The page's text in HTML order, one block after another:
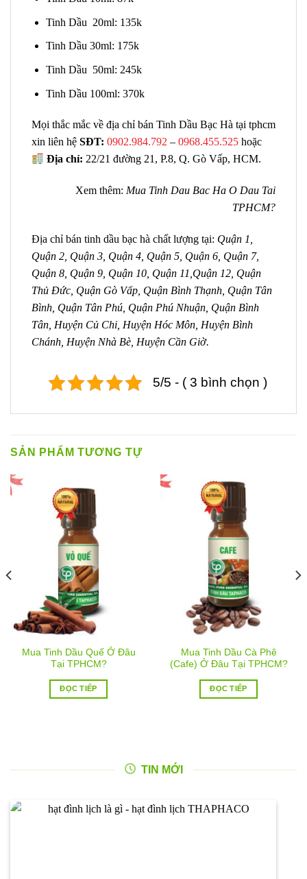
Tinh Dầu 20ml: 135k
Tinh Dầu 30ml: 175k
Tinh Dầu 50ml: 245k
Tinh Dầu 100ml: 370k
Mọi thắc mắc về địa chỉ bán Tinh Dầu Bạc Hà tại tphcm
xin liên hệ SĐT: 0902.984.792 – 0968.455.525 hoặc
Địa chỉ: 22/21 đường 21, P.8, Q. Gò Vấp, HCM.
Xem thêm: Mua Tinh Dau Bac Ha O Dau Tai
TPHCM?
Địa chỉ bán tinh dầu bạc hà chất lượng tại: Quận 1,
Quận 2, Quận 3, Quận 4, Quận 5, Quận 6, Quận 7,
Quận 8, Quận 9, Quận 10, Quận 11,Quận 12, Quận
Thủ Đức, Quận Gò Vấp, Quận Bình Thạnh, Quận Tân
Bình, Quận Tân Phú, Quận Phú Nhuận, Quận Bình
Tân, Huyện Củ Chi, Huyện Hóc Môn, Huyện Bình
Chánh, Huyện Nhà Bè, Huyện Cần Giờ.
5/5 - ( 3 bình chọn )
SẢN PHẨM TƯƠNG TỰ
Mua Tinh Dầu Quế Ở Đâu
Tại TPHCM?
ĐỌC TIẾP
Mua Tinh Dầu Cà Phê
(Cafe) Ở Đâu Tại TPHCM?
ĐỌC TIẾP
TIN MỚI